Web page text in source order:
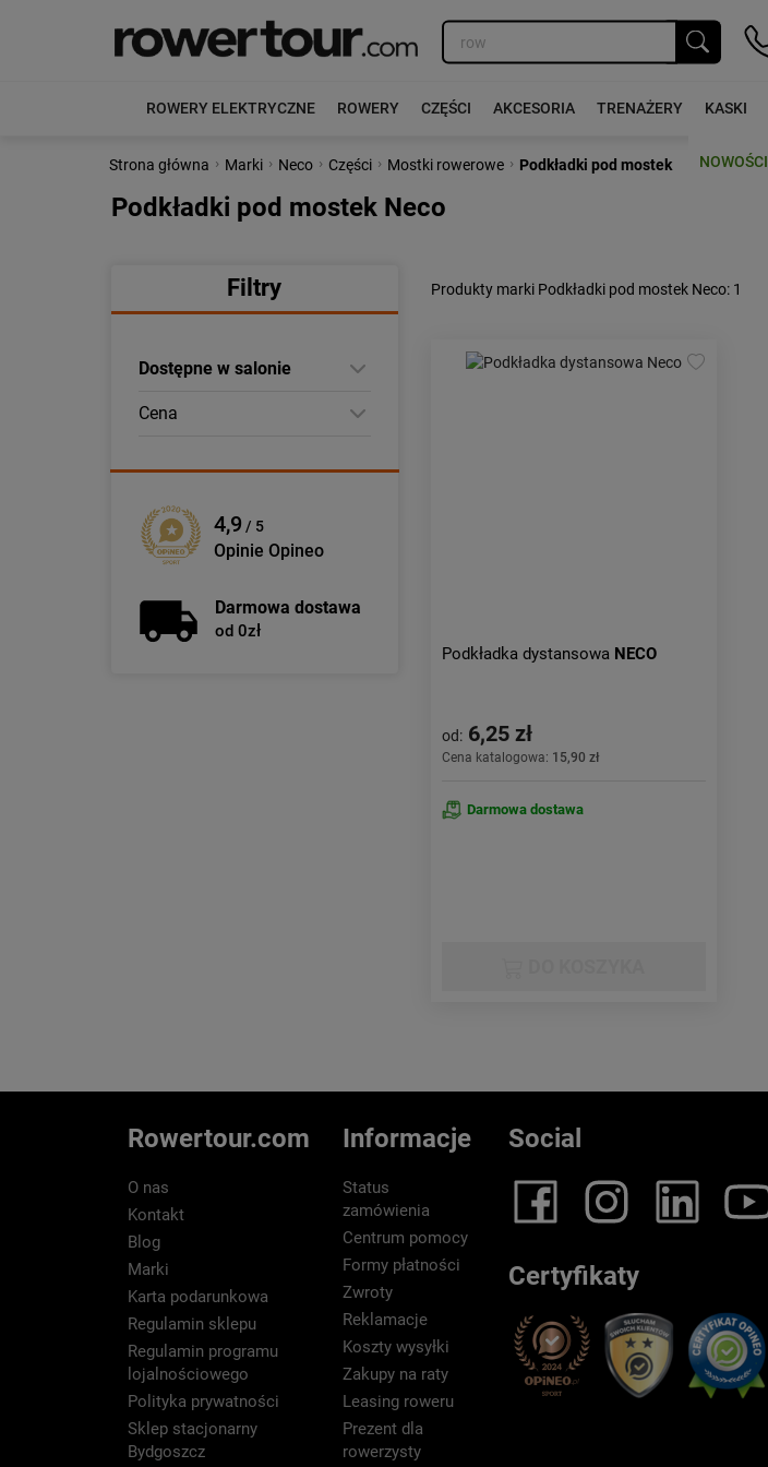
ROWERY ELEKTRYCZNE ROWERY CZĘŚCI AKCESORIA TRENAŻERY KASKI
NOWOŚCI
Strona główna › Marki › Neco › Części › Mostki rowerowe › Podkładki pod mostek
Podkładki pod mostek Neco
Filtry
Dostępne w salonie
Cena
4,9 / 5
Opinie Opineo
Darmowa dostawa
od 0zł
Produkty marki Podkładki pod mostek Neco: 1
Podkładka dystansowa NECO
od:6,25 zł
Cena katalogowa: 15,90 zł
Darmowa dostawa
Rowertour.com
O nas
Kontakt
Blog
Marki
Karta podarunkowa
Regulamin sklepu
Regulamin programu
lojalnościowego
Polityka prywatności
Sklep stacjonarny
Bydgoszcz
Informacje
Status
zamówienia
Centrum pomocy
Formy płatności
Zwroty
Reklamacje
Koszty wysyłki
Zakupy na raty
Leasing roweru
Prezent dla
rowerzysty
Social
Certyfikaty